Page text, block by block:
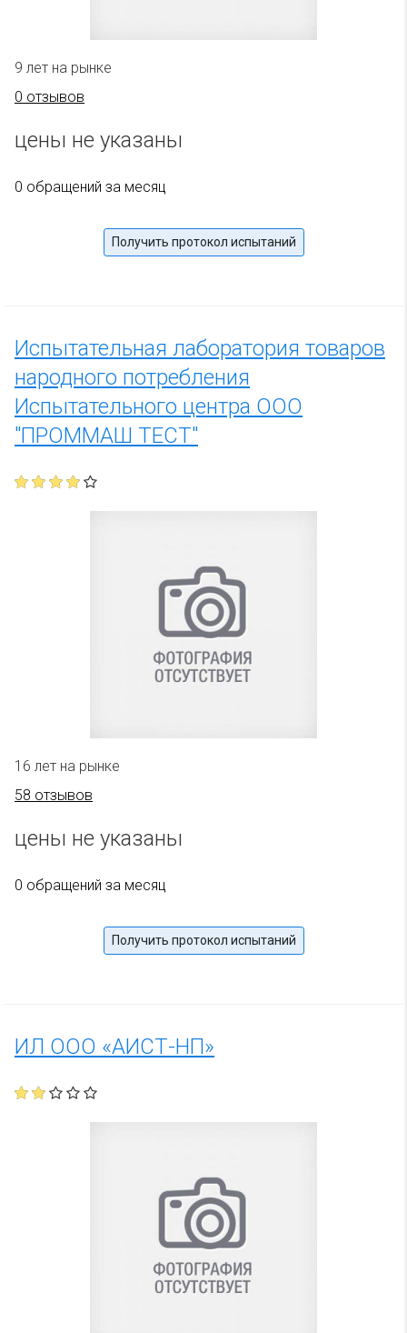
9 лет на рынке
0 отзывов
цены не указаны
0 обращений за месяц
Получить протокол испытаний
Испытательная лаборатория товаров
народного потребления
Испытательного центра ООО
"ПРОММАШ ТЕСТ"
16 лет на рынке
58 отзывов
цены не указаны
0 обращений за месяц
Получить протокол испытаний
ИЛ ООО «АИСТ-НП»